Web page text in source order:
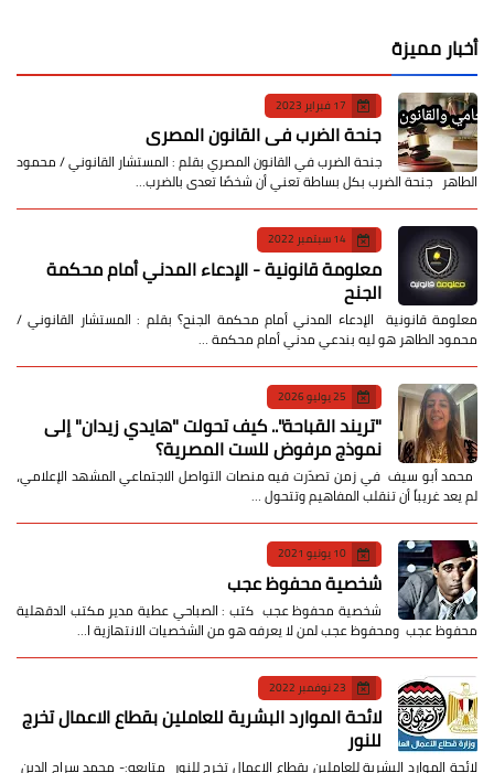
أخبار مميزة
17 فبراير 2023
جنحة الضرب في القانون المصري
جنحة الضرب في القانون المصري بقلم : المستشار القانوني / محمود
الطاهر جنحة الضرب بكل بساطة تعني أن شخصًا تعدى بالضرب…
14 سبتمبر 2022
معلومة قانونية - الإدعاء المدني أمام محكمة
الجنح
معلومة قانونية الإدعاء المدني أمام محكمة الجنح؟ بقلم : المستشار القانوني /
محمود الطاهر هو ليه بندعي مدني أمام محكمة …
25 يوليو 2026
​"تريند القباحة".. كيف تحولت "هايدي زيدان" إلى
نموذج مرفوض للست المصرية؟
​ محمد أبو سيف ​في زمن تصدّرت فيه منصات التواصل الاجتماعي المشهد الإعلامي،
لم يعد غريباً أن تنقلب المفاهيم وتتحول …
10 يونيو 2021
شخصية محفوظ عجب
شخصية محفوظ عجب كتب : الصباحي عطية مدير مكتب الدقهلية
محفوظ عجب ومحفوظ عجب لمن لا يعرفه هو من الشخصيات الانتهازية ا…
23 نوفمبر 2022
لائحة الموارد البشرية للعاملين بقطاع الاعمال تخرج
للنور
لائحة الموارد البشرية للعاملين بقطاع الاعمال تخرج للنور متابعه:- محمد سراج الدين